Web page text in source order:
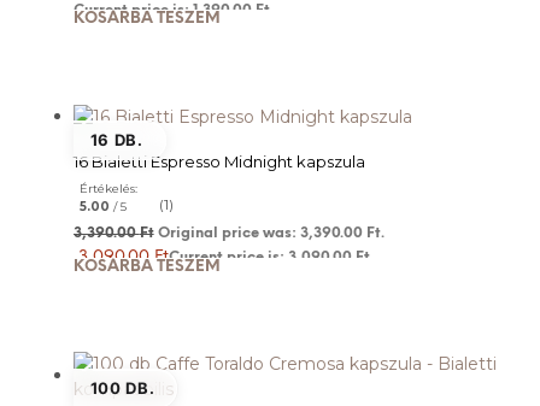
Current price is: 1,390.00 Ft.
KOSÁRBA TESZEM
16 DB.
16 Bialetti Espresso Midnight kapszula
Értékelés:
5.00 / 5 (1)
3,390.00Ft Original price was: 3,390.00 Ft.
3,090.00 FtCurrent price is: 3,090.00 Ft.
KOSÁRBA TESZEM
100 DB.